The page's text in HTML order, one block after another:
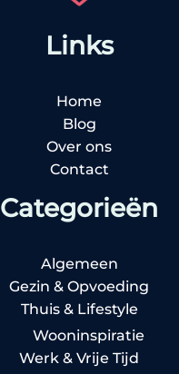
Links
Home
Blog
Over ons
Contact
Categorieën
Algemeen
Gezin & Opvoeding
Thuis & Lifestyle
Wooninspiratie
Werk & Vrije Tijd